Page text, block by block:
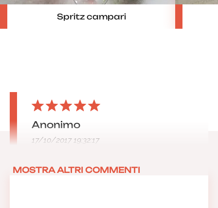
Spritz campari
Anonimo
17/10/2017 19:32:17
MOSTRA ALTRI COMMENTI